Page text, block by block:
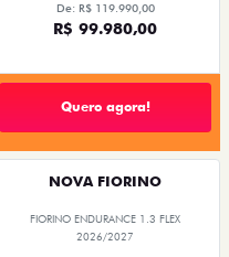
De: R$ 119.990,00
R$ 99.980,00
Quero agora!
NOVA FIORINO
FIORINO ENDURANCE 1.3 FLEX
2026/2027